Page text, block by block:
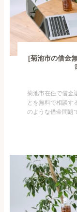
[菊池市の借金
菊池市在住で借金
とを無料で相談す
のような借金問題
られたくない・
がありま...